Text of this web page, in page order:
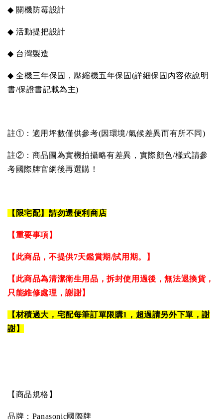
◆ 關機防霉設計
◆ 活動提把設計
◆ 台灣製造
◆ 全機三年保固，壓縮機五年保固 (詳細保固內容依說明
書/保證書記載為主)
註①：適用坪數僅供參考(因環境/氣候差異而有所不同)
註②：商品圖為實機拍攝略有差異，實際顏色/樣式請參
考國際牌官網後再選購！
【限宅配】請勿選便利商店
【重要事項】
【此商品，不提供7天鑑賞期/試用期。】
【此商品為清潔衛生用品，拆封使用過後，無法退換貨，
只能維修處理，謝謝】
【材積過大，宅配每筆訂單限購1 ，超過請另外下單，謝
謝】
【商品規格】
品牌： Panasonic國際牌